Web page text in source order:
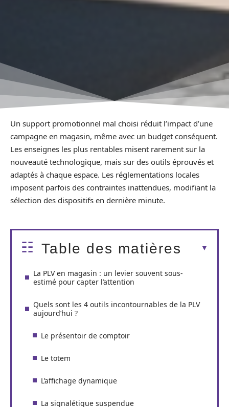
Un support promotionnel mal choisi réduit l’impact d’une
campagne en magasin, même avec un budget conséquent.
Les enseignes les plus rentables misent rarement sur la
nouveauté technologique, mais sur des outils éprouvés et
adaptés à chaque espace. Les réglementations locales
imposent parfois des contraintes inattendues, modifiant la
sélection des dispositifs en dernière minute.
Table des matières
La PLV en magasin : un levier souvent sous-
estimé pour capter l’attention
Quels sont les 4 outils incontournables de la PLV
aujourd’hui ?
Le présentoir de comptoir
Le totem
L’affichage dynamique
La signalétique suspendue